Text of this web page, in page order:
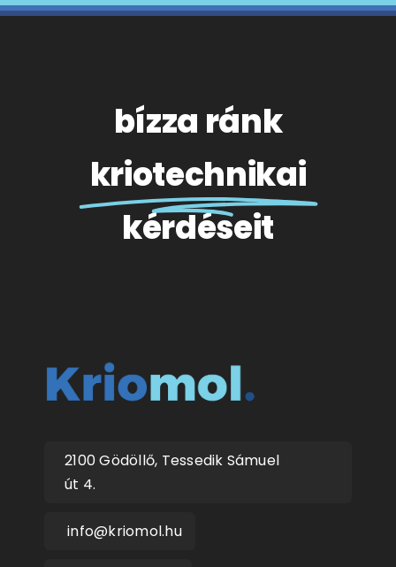
bízza ránk
kriotechnikai
kérdéseit
2100 Gödöllő, Tessedik Sámuel
út 4.
info@kriomol.hu